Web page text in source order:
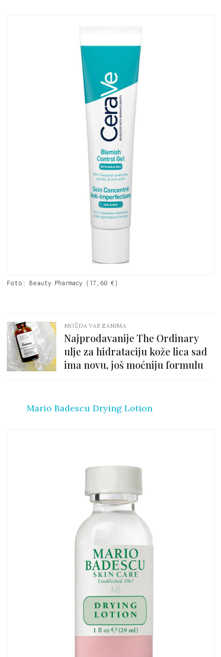
Foto: Beauty Pharmacy (17,60 €)
MOŽDA VAS ZANIMA
Najprodavanije The Ordinary
ulje za hidrataciju kože lica sad
ima novu, još moćniju formulu
Mario Badescu Drying Lotion